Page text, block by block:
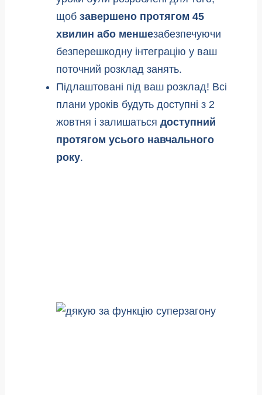
щоб завершено протягом 45
хвилин або меншезабезпечуючи
безперешкодну інтеграцію у ваш
поточний розклад занять.
Підлаштовані під ваш розклад! Всі
плани уроків будуть доступні з 2
жовтня і залишаться доступний
протягом усього навчального
року.